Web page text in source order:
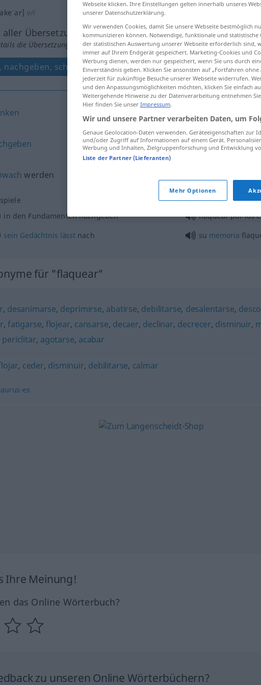
v/i
aller Übersetzungen
die Übersetzung anklicken/antippen)
nachgeben, schwach werden
flaquear (≈ ceder)
werden
in den Fundamenten nachgeben
flaquear por los
sein Gedächtnis lässt nach su memoria
für "flaquear"
, desanimarse, deprimirse, abatirse, debilitarse, desalentarse,
, fatigarse, flojear, cansarse, decaer, declinar, decrecer, disminuir,
periclitar, agotarse, acabar
, ceder, disminuir, debilitarse, calmar
es
Ihre Meinung!
das Online Wörterbuch?
zu unseren Online Wörterbüchern?
Webseite klicken. Ihre Einstellungen gelten innerhalb unseres
unserer Datenschutzerklärung.
Wir verwenden Cookies, damit Sie unsere Webseite bestmöglich
kommunizieren können. Notwendige, funktionale und
der statistischen Auswertung unserer Webseite erforderlich sind,
immer auf Ihrem Endgerät gespeichert. Marketing-Cookies und
Werbung dienen, werden nur gespeichert, wenn Sie uns durch
Einverständnis geben. Klicken Sie ansonsten auf „Fortfahren
jederzeit für zukünftige Besuche unserer Webseite widerrufen.
und den Anpassungsmöglichkeiten möchten, klicken Sie einfach
Weitergehende Hinweise zu der Datenverarbeitung entnehmen
Hier finden Sie unser Impressum.
Wir und unsere Partner verarbeiten Daten, um
Genaue Geolocation-Daten verwenden. Geräteeigenschaften zur
und/oder Zugriff auf Informationen auf einem Gerät.
Werbung und Inhalten, Zielgruppenforschung und Entwicklung
Liste der Partner (Lieferanten)
Mehr Optionen